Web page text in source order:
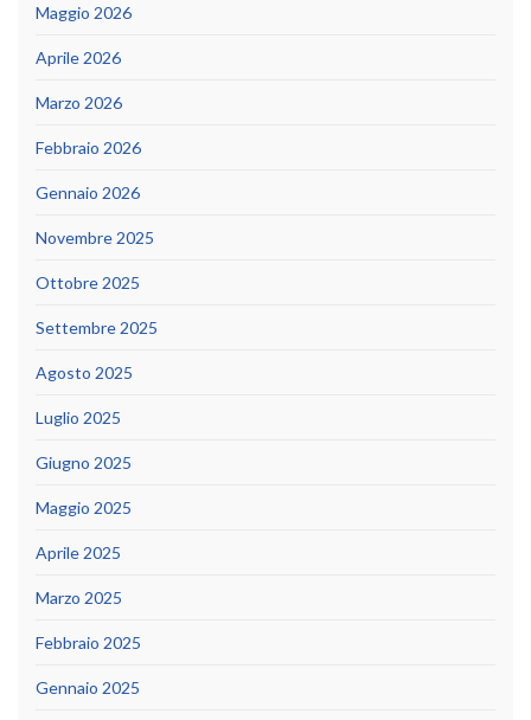
Maggio 2026
Aprile 2026
Marzo 2026
Febbraio 2026
Gennaio 2026
Novembre 2025
Ottobre 2025
Settembre 2025
Agosto 2025
Luglio 2025
Giugno 2025
Maggio 2025
Aprile 2025
Marzo 2025
Febbraio 2025
Gennaio 2025